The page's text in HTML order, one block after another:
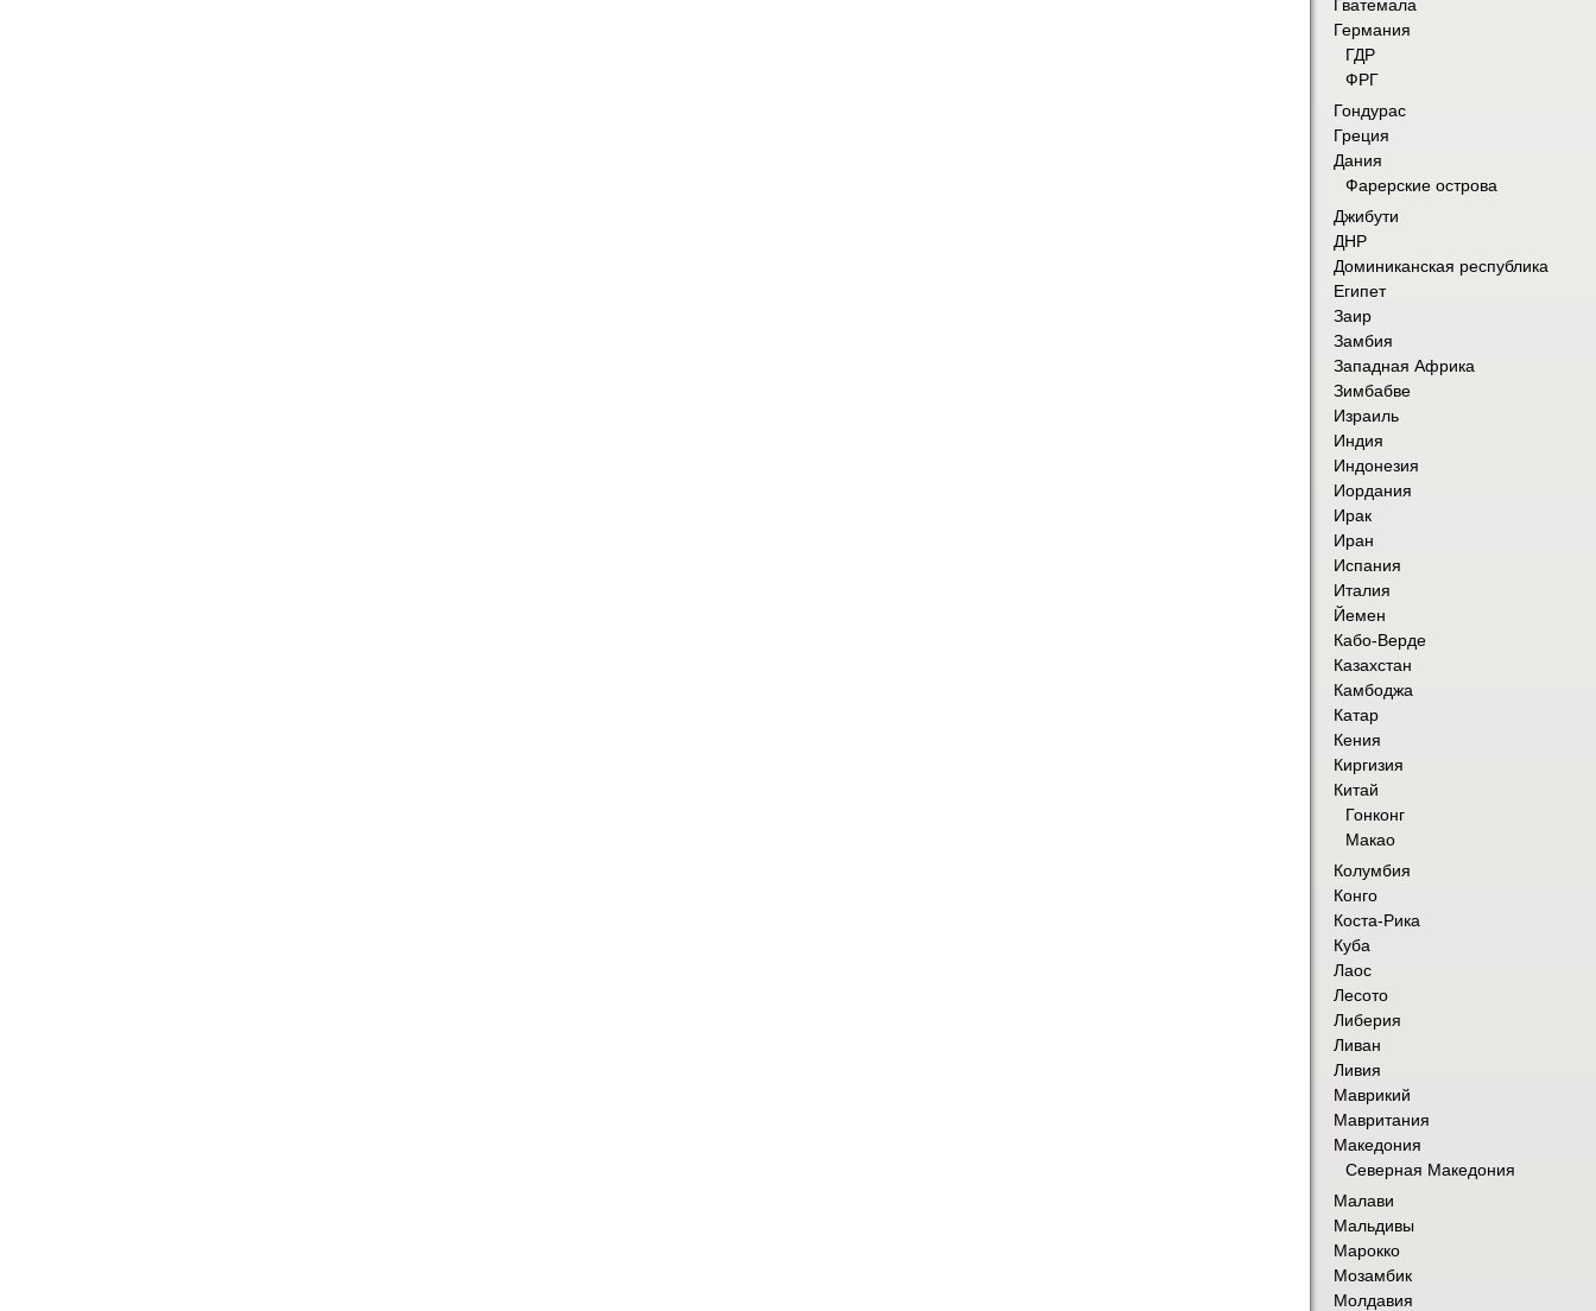
Гватемала
Германия
ГДР
ФРГ
Гондурас
Греция
Дания
Фарерские острова
Джибути
ДНР
Доминиканская республика
Египет
Заир
Замбия
Западная Африка
Зимбабве
Израиль
Индия
Индонезия
Иордания
Ирак
Иран
Испания
Италия
Йемен
Кабо-Верде
Казахстан
Камбоджа
Катар
Кения
Киргизия
Китай
Гонконг
Макао
Колумбия
Конго
Коста-Рика
Куба
Лаос
Лесото
Либерия
Ливан
Ливия
Маврикий
Мавритания
Македония
Северная Македония
Малави
Мальдивы
Марокко
Мозамбик
Молдавия